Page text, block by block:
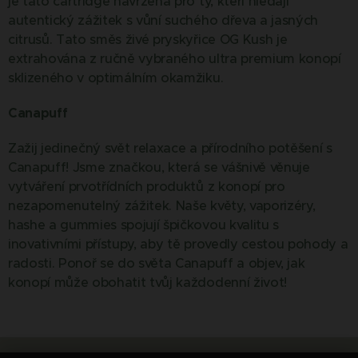
autentický zážitek s vůní suchého dřeva a jasných
citrusů. Tato směs živé pryskyřice OG Kush je
extrahována z ručně vybraného ultra premium konopí
sklizeného v optimálním okamžiku.
Canapuff
Zažij jedinečný svět relaxace a přírodního potěšení s
Canapuff! Jsme značkou, která se vášnivě věnuje
vytváření prvotřídních produktů z konopí pro
nezapomenutelný zážitek. Naše květy, vaporizéry,
hashe a gummies spojují špičkovou kvalitu s
inovativními přístupy, aby tě provedly cestou pohody a
radosti. Ponoř se do světa Canapuff a objev, jak
konopí může obohatit tvůj každodenní život!